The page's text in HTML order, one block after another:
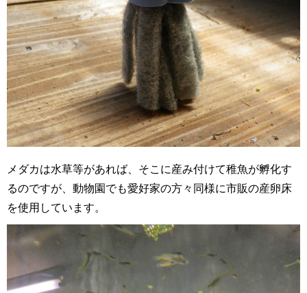
メダカは水草等があれば、そこに産み付けて稚魚が孵化す
るのですが、動物園でも愛好家の方々同様に市販の産卵床
を使用しています。